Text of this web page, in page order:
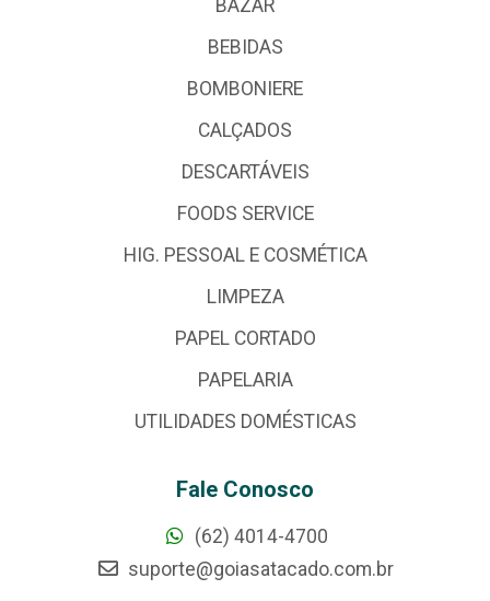
BAZAR
BEBIDAS
BOMBONIERE
CALÇADOS
DESCARTÁVEIS
FOODS SERVICE
HIG. PESSOAL E COSMÉTICA
LIMPEZA
PAPEL CORTADO
PAPELARIA
UTILIDADES DOMÉSTICAS
Fale Conosco
(62) 4014-4700
suporte@goiasatacado.com.br